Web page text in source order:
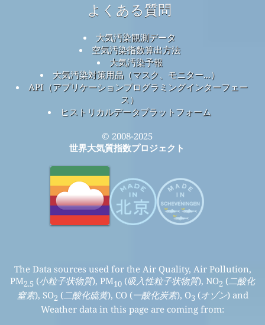
よくある質問
大気汚染観測データ
空気汚染指数算出方法
大気汚染予報
大気汚染対策用品（マスク、モニター...）
API（アプリケーションプログラミングインターフェー
ス）
ヒストリカルデータプラットフォーム
© 2008-2025
世界大気質指数プロジェクト
The Data sources used for the Air Quality, Air Pollution,
PM2.5 (小粒子状物質), PM10 (吸入性粒子状物質), NO2 (二酸化
窒素), SO2 (二酸化硫黄), CO (一酸化炭素), O3 (オゾン) and
Weather data in this page are coming from: